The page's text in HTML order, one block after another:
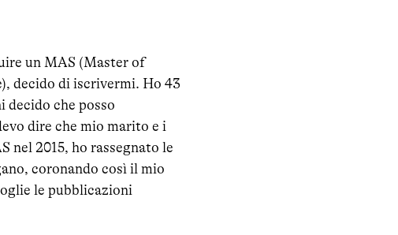
un MAS (Master of
decido di iscrivermi. Ho 43
decido che posso
dire che mio marito e i
2015, ho rassegnato le
coronando così il mio
le pubblicazioni